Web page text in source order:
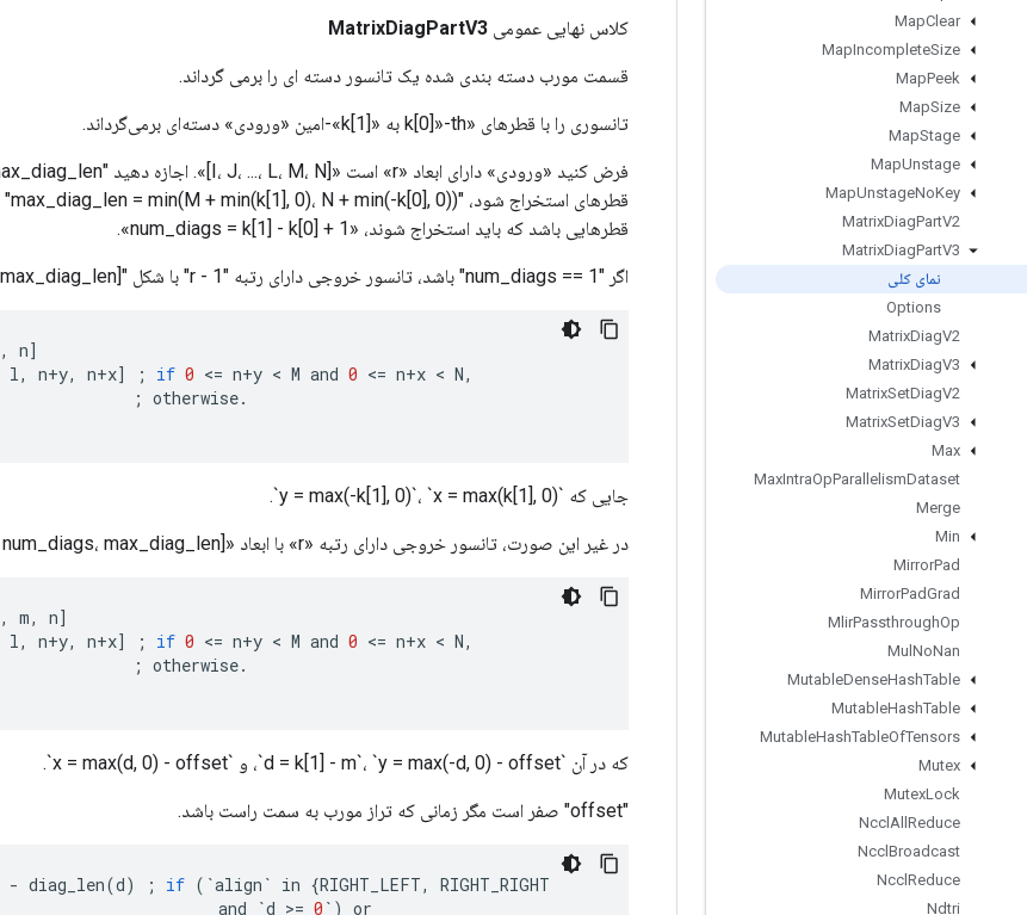
MapClear
MapIncompleteSize
MapPeek
MapSize
MapStage
MapUnstage
MapUnstageNoKey
MatrixDiagPartV2
MatrixDiagPartV3
نمای کلی
Options
MatrixDiagV2
MatrixDiagV3
MatrixSetDiagV2
MatrixSetDiagV3
Max
MaxIntraOpParallelismDataset
Merge
Min
MirrorPad
MirrorPadGrad
MlirPassthroughOp
Mul NoNan
MutableDenseHashTable
MutableHashTable
MutableHashTableOfTensors
Mutex
MutexLock
Nccl All Reduce
Nccl Broadcast
Nccl Reduce
Ndtri
کلاس نهایی عمومی MatrixDiagPartV3
قسمت مورب دسته بندی شده یک تانسور دسته ای را برمی گرداند.
تانسوری را با قطرهای «k[0]»-th به «k[1]»-امین «ورودی» دسته‌ای برمی‌گرداند.
قطرهایی باشد که باید استخراج شوند، «num_diags = k[1] - k[0] + 1».
اگر "num_diags == 1" باشد، تانسور خروجی دارای رتبه "r - 1" با شکل "[I، J، ...، L، max_diag_len]" و مقادیر:
, n]
l, n+y, n+x] ; if 0 <= n+y < M and 0 <= n+x < N,
; otherwise.
جایی که `y = max(-k[1], 0)`، `x = max(k[1], 0)`.
در غیر این صورت، تانسور خروجی دارای رتبه «r» با ابعاد «[I، J، ...، L، num_diags، max_diag_len]» با مقادیر:
, m, n]
l, n+y, n+x] ; if 0 <= n+y < M and 0 <= n+x < N,
; otherwise.
که در آن `d = k[1] - m`، `y = max(-d, 0) - offset`، و `x = max(d, 0) - offset`.
"offset" صفر است مگر زمانی که تراز مورب به سمت راست باشد.
- diag_len(d) ; if ( `align ` in {RIGHT_LEFT,
RIGHT_RIGHT
and
`d >= 0 ` ) or